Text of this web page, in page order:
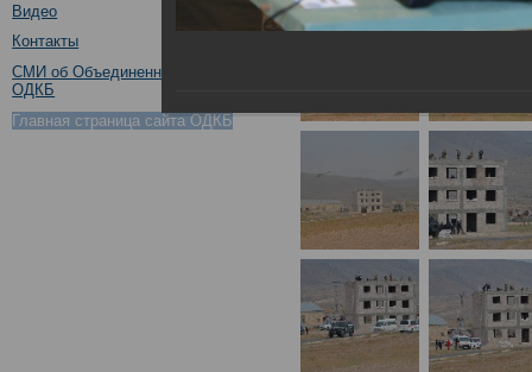
Видео
Контакты
СМИ об Объединенном штабе
ОДКБ
Главная страница сайта ОДКБ